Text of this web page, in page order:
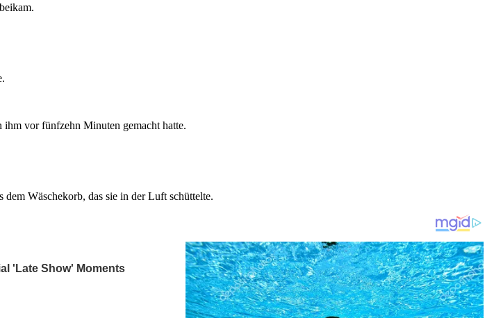
ihm vor fünfzehn Minuten gemacht hatte.
Wäschekorb, das sie in der Luft schüttelte.